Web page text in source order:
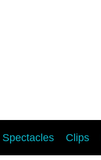
Spectacles Clips